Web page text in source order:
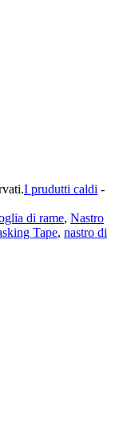
I prudutti caldi -
di rame, Nastro
Tape, nastro di